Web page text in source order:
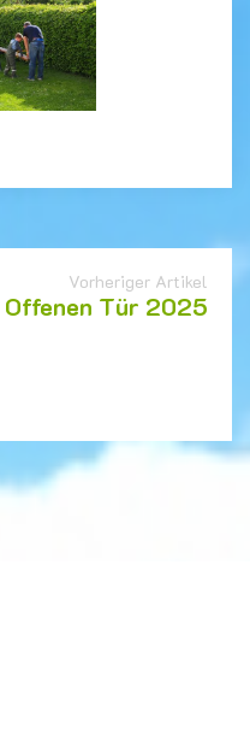
Vorheriger Artikel
Offenen Tür 2025